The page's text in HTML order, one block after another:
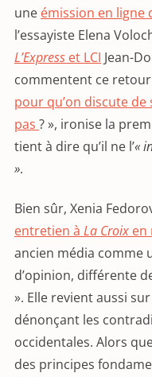
une émission en ligne
l’essayiste Elena
L’Express et LCI Jean-
commentent ce
pour qu’on discute
pas ? », ironise la
tient à dire qu’il ne l’«
».
Bien sûr, Xenia
entretien à La Croix en
ancien média comme
d’opinion, différente
». Elle revient aussi
dénonçant les
occidentales. Alors
des principes